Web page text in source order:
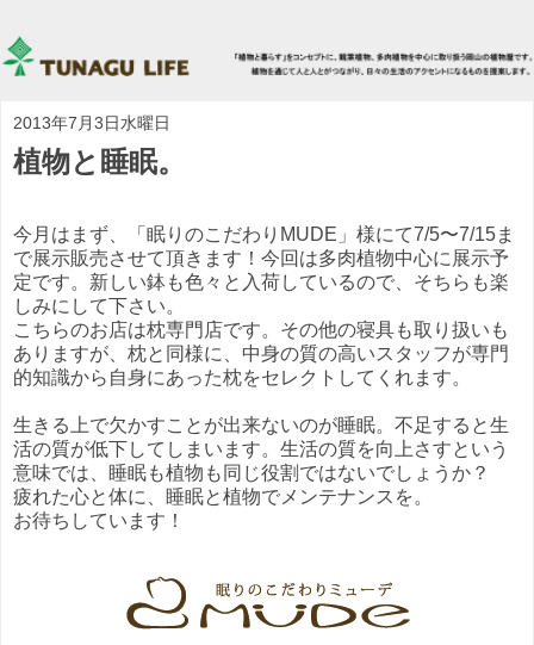
2013年7月3日水曜日
植物と睡眠。
今月はまず、「眠りのこだわりMUDE」様にて7/5〜7/15ま
で展示販売させて頂きます！今回は多肉植物中心に展示予
定です。新しい鉢も色々と入荷しているので、そちらも楽
しみにして下さい。
こちらのお店は枕専門店です。その他の寝具も取り扱いも
ありますが、枕と同様に、中身の質の高いスタッフが専門
的知識から自身にあった枕をセレクトしてくれます。
生きる上で欠かすことが出来ないのが睡眠。不足すると生
活の質が低下してしまいます。生活の質を向上さすという
意味では、睡眠も植物も同じ役割ではないでしょうか？
疲れた心と体に、睡眠と植物でメンテナンスを。
お待ちしています！